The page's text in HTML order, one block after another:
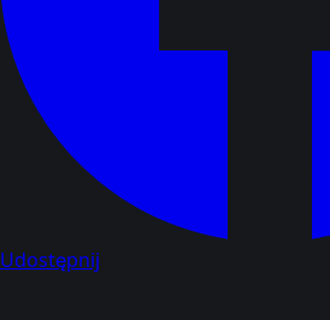
Udostępnij